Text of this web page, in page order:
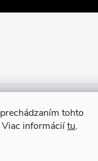
tohto
informáciítu.